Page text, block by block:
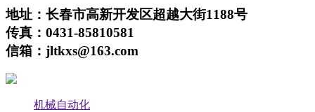
地址：长春市高新开发区超越大街1188号
传真：0431-85810581
信箱：jltkxs@163.com
机械自动化